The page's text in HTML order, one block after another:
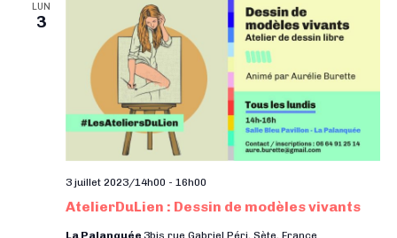
LUN
3
AtelierDuLien : Dessin de modèles vivants
3 juillet 2023/14h00 - 16h00
La Palanquée 3bis rue Gabriel Péri, Sète, France